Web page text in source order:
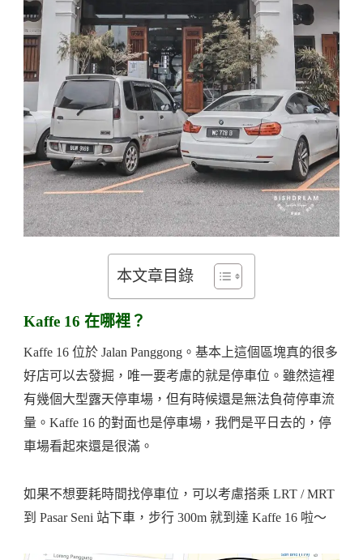
本文章目錄
Kaffe 16 在哪裡？
Kaffe 16 位於 Jalan Panggong。基本上這個區塊真的很多
好店可以去發掘，唯一要考慮的就是停車位。雖然這裡
有幾個大型露天停車場，但有時候還是無法負荷停車流
量。Kaffe 16 的對面也是停車場，我們是平日去的，停
車場看起來還是很滿。
如果不想要耗時間找停車位，可以考慮搭乘 LRT / MRT
到 Pasar Seni 站下車，步行 300m 就到達 Kaffe 16 啦～